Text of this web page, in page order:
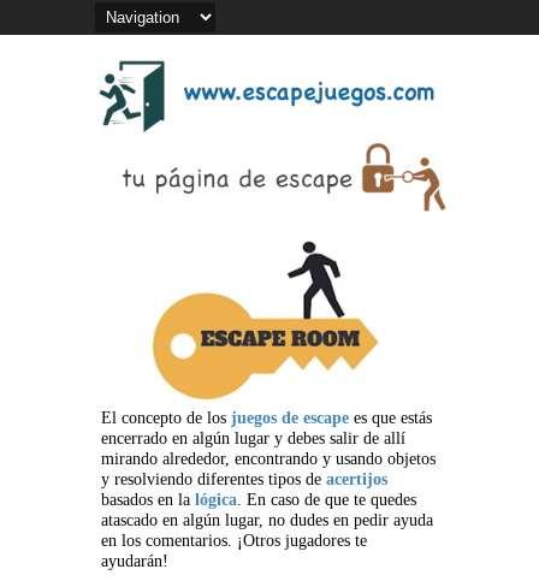
El concepto de los juegos de escape es que estás
encerrado en algún lugar y debes salir de allí
mirando alrededor, encontrando y usando objetos
y resolviendo diferentes tipos de acertijos
basados en la lógica. En caso de que te quedes
atascado en algún lugar, no dudes en pedir ayuda
en los comentarios. ¡Otros jugadores te
ayudarán!